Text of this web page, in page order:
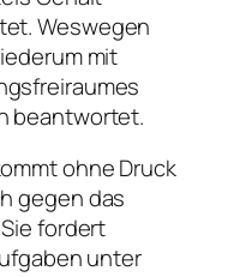
Weswegen
mit
beantwortet.
ohne Druck
gegen das
fordert
unter